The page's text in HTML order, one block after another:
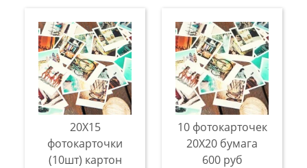
20Х15
фотокарточки
(10шт) картон
10 фотокарточек
20Х20 бумага
600 руб